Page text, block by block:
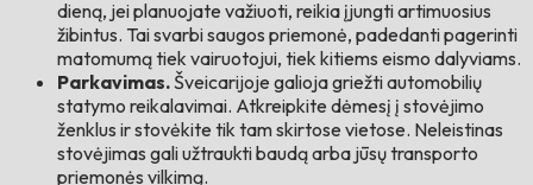
dieną, jei planuojate važiuoti, reikia įjungti artimuosius
žibintus. Tai svarbi saugos priemonė, padedanti pagerinti
matomumą tiek vairuotojui, tiek kitiems eismo dalyviams.
Parkavimas.Šveicarijoje galioja griežti automobilių
statymo reikalavimai. Atkreipkite dėmesį į stovėjimo
ženklus ir stovėkite tik tam skirtose vietose. Neleistinas
stovėjimas gali užtraukti baudą arba jūsų transporto
priemonės vilkimą.